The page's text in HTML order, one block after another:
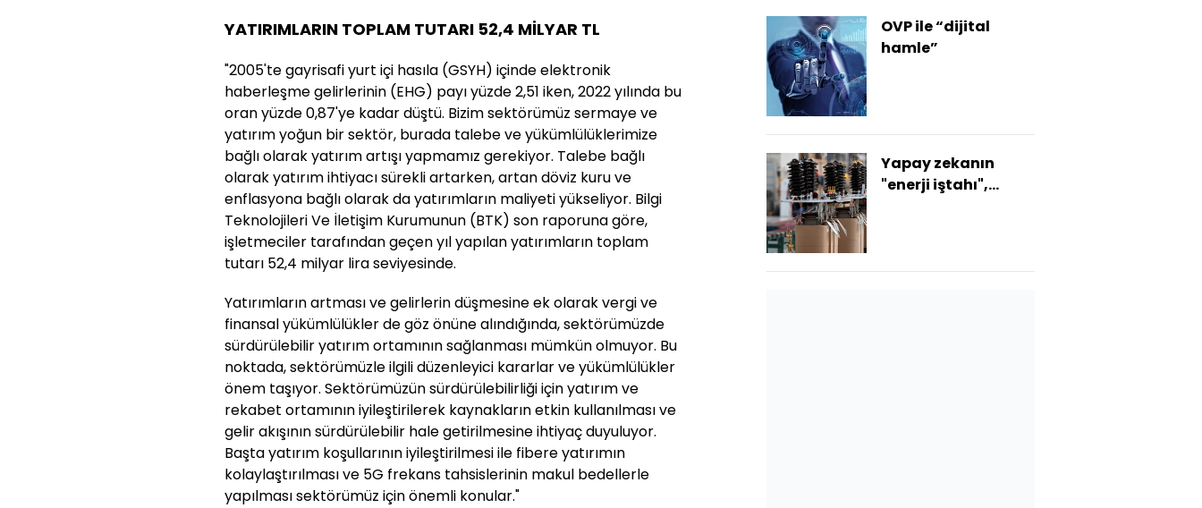
YATIRIMLARIN TOPLAM TUTARI 52,4 MİLYAR TL
"2005'te gayrisafi yurt içi hasıla (GSYH) içinde elektronik
haberleşme gelirlerinin (EHG) payı yüzde 2,51 iken, 2022 yılında bu
oran yüzde 0,87'ye kadar düştü. Bizim sektörümüz sermaye ve
yatırım yoğun bir sektör, burada talebe ve yükümlülüklerimize
bağlı olarak yatırım artışı yapmamız gerekiyor. Talebe bağlı
olarak yatırım ihtiyacı sürekli artarken, artan döviz kuru ve
enflasyona bağlı olarak da yatırımların maliyeti yükseliyor. Bilgi
Teknolojileri Ve İletişim Kurumunun (BTK) son raporuna göre,
işletmeciler tarafından geçen yıl yapılan yatırımların toplam
tutarı 52,4 milyar lira seviyesinde.
Yatırımların artması ve gelirlerin düşmesine ek olarak vergi ve
finansal yükümlülükler de göz önüne alındığında, sektörümüzde
sürdürülebilir yatırım ortamının sağlanması mümkün olmuyor. Bu
noktada, sektörümüzle ilgili düzenleyici kararlar ve yükümlülükler
önem taşıyor. Sektörümüzün sürdürülebilirliği için yatırım ve
rekabet ortamının iyileştirilerek kaynakların etkin kullanılması ve
gelir akışının sürdürülebilir hale getirilmesine ihtiyaç duyuluyor.
Başta yatırım koşullarının iyileştirilmesi ile fibere yatırımın
kolaylaştırılması ve 5G frekans tahsislerinin makul bedellerle
yapılması sektörümüz için önemli konular."
OVP ile “dijital
hamle”
Yapay zekanın
"enerji iştahı",